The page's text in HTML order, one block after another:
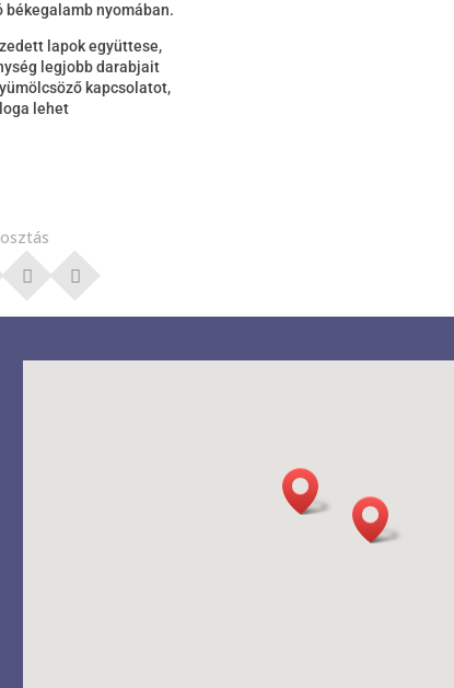
nyomában.
lapok együttese,
legjobb darabjait
kapcsolatot,
lehet